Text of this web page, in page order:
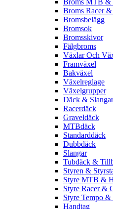
Broms MTB &
Broms Racer
Bromsbelägg
Bromsok
Bromsskivor
Fälgbroms
Växlar Och
Framväxel
Bakväxel
Växelreglage
Växelgrupper
Däck & Slangar
Racerdäck
Graveldäck
MTBdäck
Standarddäck
Dubbdäck
Slangar
Tubdäck &
Styren &
Styre MTB &
Styre Racer &
Styre Tempo &
Handtag